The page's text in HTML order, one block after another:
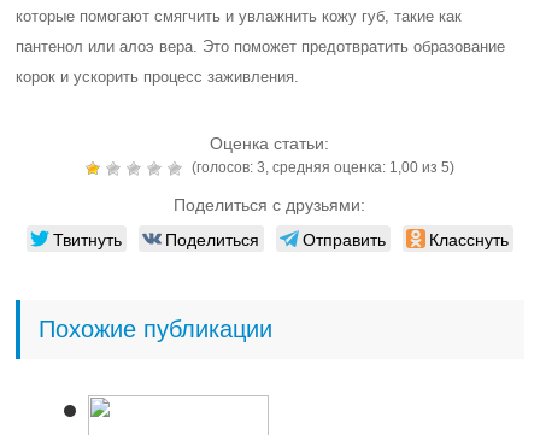
которые помогают смягчить и увлажнить кожу губ, такие как
пантенол или алоэ вера. Это поможет предотвратить образование
корок и ускорить процесс заживления.
Оценка статьи:
(голосов: 3, средняя оценка: 1,00из 5)
Поделиться с друзьями:
Твитнуть Поделиться Отправить Класснуть
Похожие публикации